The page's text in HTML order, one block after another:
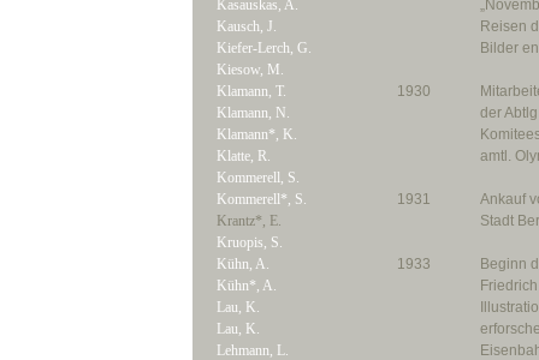
Kasauskas, A.
Kausch, J.
Kiefer-Lerch, G.
Kiesow, M.
Klamann, T.
Klamann, N.
Klamann*, K.
Klatte, R.
Kommerell, S.
Kommerell*, S.
Krantz*, E.
Kruopis, S.
Kühn, A.
Kühn*, A.
Lau, K.
Lau, K.
Lehmann, L.
Reisen
Bilder
1930
der
amtl.
1931
Ankauf
Stadt
1933
Beginn